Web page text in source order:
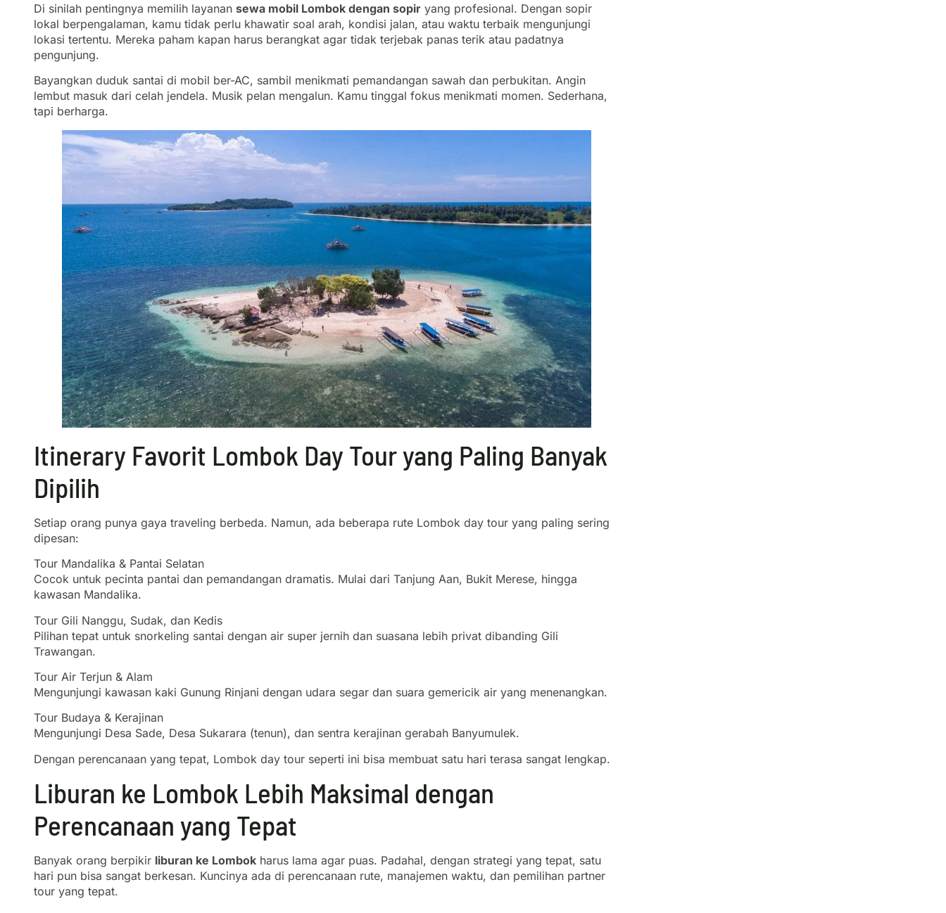
Di sinilah pentingnya memilih layanan sewa mobil Lombok dengan sopir yang profesional. Dengan sopir
lokal berpengalaman, kamu tidak perlu khawatir soal arah, kondisi jalan, atau waktu terbaik mengunjungi
lokasi tertentu. Mereka paham kapan harus berangkat agar tidak terjebak panas terik atau padatnya
pengunjung.
Bayangkan duduk santai di mobil ber-AC, sambil menikmati pemandangan sawah dan perbukitan. Angin
lembut masuk dari celah jendela. Musik pelan mengalun. Kamu tinggal fokus menikmati momen. Sederhana,
tapi berharga.
Itinerary Favorit Lombok Day Tour yang Paling Banyak
Dipilih
Setiap orang punya gaya traveling berbeda. Namun, ada beberapa rute Lombok day tour yang paling sering
dipesan:
Tour Mandalika & Pantai Selatan
Cocok untuk pecinta pantai dan pemandangan dramatis. Mulai dari Tanjung Aan, Bukit Merese, hingga
kawasan Mandalika.
Tour Gili Nanggu, Sudak, dan Kedis
Pilihan tepat untuk snorkeling santai dengan air super jernih dan suasana lebih privat dibanding Gili
Trawangan.
Tour Air Terjun & Alam
Mengunjungi kawasan kaki Gunung Rinjani dengan udara segar dan suara gemericik air yang menenangkan.
Tour Budaya & Kerajinan
Mengunjungi Desa Sade, Desa Sukarara (tenun), dan sentra kerajinan gerabah Banyumulek.
Dengan perencanaan yang tepat, Lombok day tour seperti ini bisa membuat satu hari terasa sangat lengkap.
Liburan ke Lombok Lebih Maksimal dengan
Perencanaan yang Tepat
Banyak orang berpikir liburan ke Lombok harus lama agar puas. Padahal, dengan strategi yang tepat, satu
hari pun bisa sangat berkesan. Kuncinya ada di perencanaan rute, manajemen waktu, dan pemilihan partner
tour yang tepat.